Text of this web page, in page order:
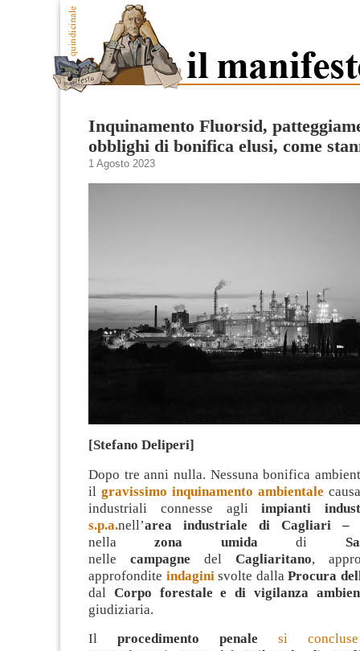
Inquinamento Fluorsid,
obblighi di bonifica elusi, come
1 Agosto 2023
[Stefano Deliperi]
Dopo tre anni nulla. Nessuna bonifica
il gravissimo inquinamento ambientale
industriali connesse agliimpianti
s.p.a.nell’area industriale di Cagliari –
nellazona umida di
nelle campagne del Cagliaritano,
approfondite indagini svolte dallaProcura
dal Corpo forestale e di vigilanza
giudiziaria.
Il procedimento penale si concluse